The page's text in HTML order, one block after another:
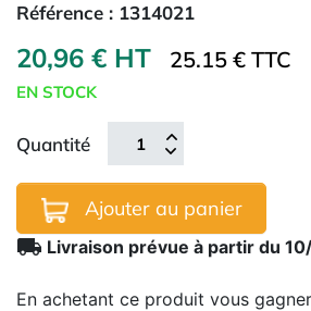
Référence : 1314021
20,96 € HT 25.15 € TTC
EN STOCK
Quantité
Ajouter au panier
local_shipping Livraison prévue à partir du
En achetant ce produit vous